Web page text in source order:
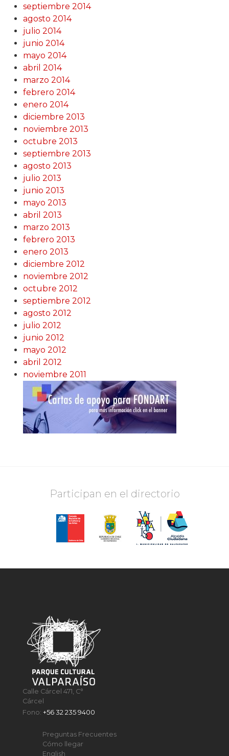
septiembre 2014
agosto 2014
julio 2014
junio 2014
mayo 2014
abril 2014
marzo 2014
febrero 2014
enero 2014
diciembre 2013
noviembre 2013
octubre 2013
septiembre 2013
agosto 2013
julio 2013
junio 2013
mayo 2013
abril 2013
marzo 2013
febrero 2013
enero 2013
diciembre 2012
noviembre 2012
octubre 2012
septiembre 2012
agosto 2012
julio 2012
junio 2012
mayo 2012
abril 2012
noviembre 2011
Participan en el directorio
Calle Cárcel 471, C°
Cárcel
Fono:+56 32 235 9400
Preguntas Frecuentes
Cómo llegar
English